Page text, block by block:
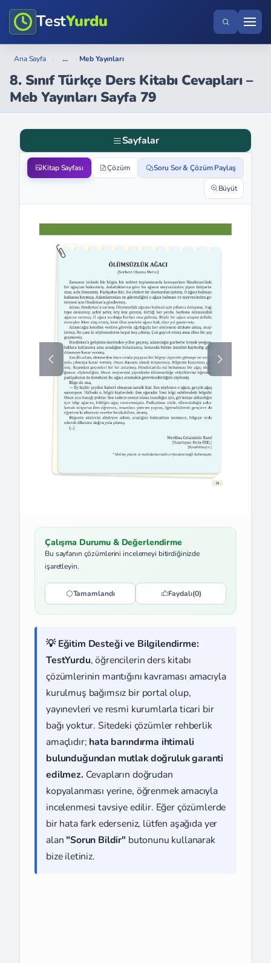
TestYurdu
Ana Sayfa › ... › Meb Yayınları
8. Sınıf Türkçe Ders Kitabı Cevapları –
Meb Yayınları Sayfa 79
Sayfalar
Kitap Sayfası Çözüm Soru Sor & Çözüm Paylaş
Büyüt
Çalışma Durumu & Değerlendirme
Bu sayfanın çözümlerini incelemeyi bitirdiğinizde
işaretleyin.
Tamamlandı Faydalı(0)
💡 Eğitim Desteği ve Bilgilendirme:
TestYurdu, öğrencilerin ders kitabı
çözümlerinin mantığını kavraması amacıyla
kurulmuş bağımsız bir portal olup,
yayınevleri ve resmi kurumlarla ticari bir
bağı yoktur. Sitedeki çözümler rehberlik
amaçlıdır; hata barındırma ihtimali
bulunduğundan mutlak doğruluk garanti
edilmez. Cevapların doğrudan
kopyalanması yerine, öğrenmek amacıyla
incelenmesi tavsiye edilir. Eğer çözümlerde
bir hata fark ederseniz, lütfen aşağıda yer
alan "Sorun Bildir" butonunu kullanarak
bize iletiniz.